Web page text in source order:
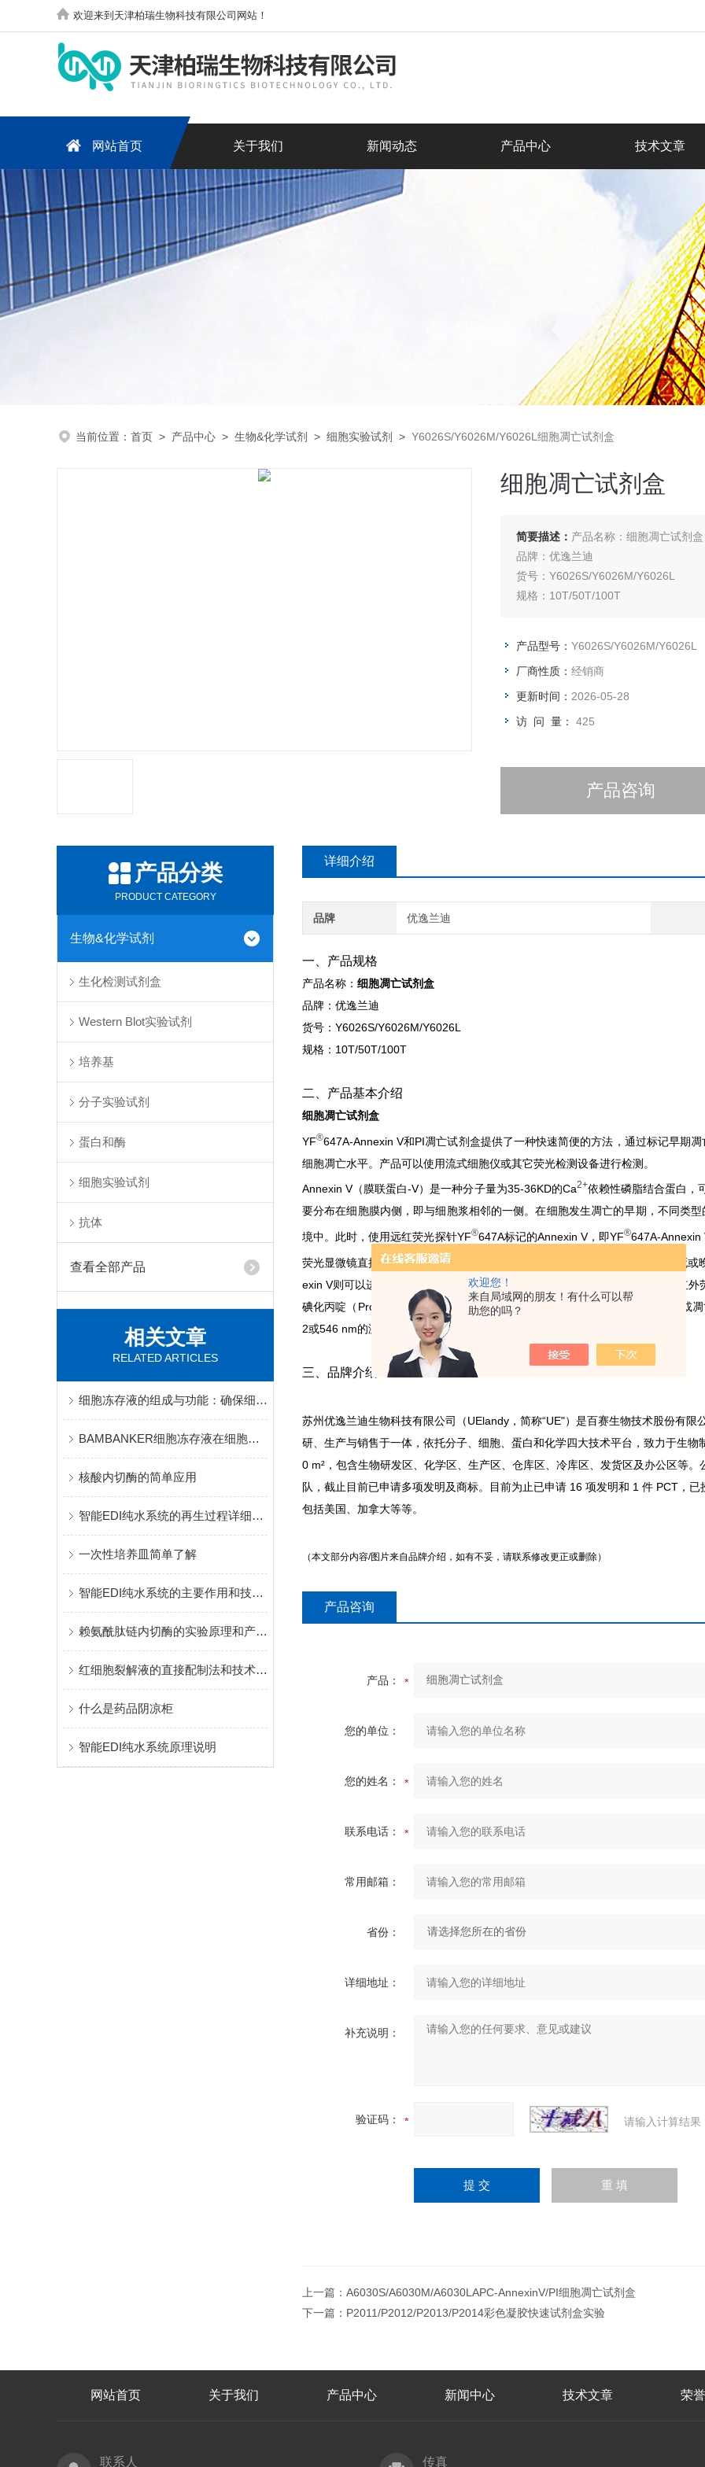
欢迎您！
来自局域网的朋友！有什么可以帮
助您的吗？
欢迎来到天津柏瑞生物科技有限公司网站！
网站首页 关于我们 新闻动态 产品中心 技术文章
当前位置： 首页 > 产品中心 > 生物&化学试剂 > 细胞实验试剂 > Y6026S/Y6026M/Y6026L细胞凋亡试剂盒
细胞凋亡试剂盒
简要描述： 产品名称：细胞凋亡试剂盒
品牌：优逸兰迪
货号：Y6026S/Y6026M/Y6026L
规格：10T/50T/100T
产品型号： Y6026S/Y6026M/Y6026L
厂商性质： 经销商
更新时间： 2026-05-28
访 问 量： 425
产品咨询
产品分类
PRODUCT CATEGORY
生物&化学试剂
生化检测试剂盒
Western Blot实验试剂
培养基
分子实验试剂
蛋白和酶
细胞实验试剂
抗体
查看全部产品
相关文章
RELATED ARTICLES
细胞冻存液的组成与功能：确保细胞在低温下的长期保存
BAMBANKER细胞冻存液在细胞存储中的应用
核酸内切酶的简单应用
智能EDI纯水系统的再生过程详细介绍
一次性培养皿简单了解
智能EDI纯水系统的主要作用和技术特点概述
赖氨酰肽链内切酶的实验原理和产品优势特点说明
红细胞裂解液的直接配制法和技术优势说明
什么是药品阴凉柜
智能EDI纯水系统原理说明
详细介绍
品牌 优逸兰迪
一、产品规格
产品名称： 细胞凋亡试剂盒
品牌：优逸兰迪
货号：Y6026S/Y6026M/Y6026L
规格：10T/50T/100T
二、产品基本介绍
细胞凋亡试剂盒
YF®647A-Annexin V和PI凋亡试剂盒提供了一种快速简便的方法，通过标记早期
细胞凋亡水平。产品可以使用流式细胞仪或其它荧光检测设备进行检测。
Annexin V（膜联蛋白-V）是一种分子量为35-36KD的Ca2+依赖性磷脂结合蛋白，
要分布在细胞膜内侧，即与细胞浆相邻的一侧。在细胞发生凋亡的早期，不同类
境中。此时，使用远红荧光探针YF®647A标记的Annexin V，即YF®647A-Annexin
荧光显微镜直接检测到磷脂酰Serine
的外翻这一细胞凋亡的重要特征。对于坏死
exin V则可以进入胞浆与处于磷脂层内侧的PS结合，从而也使坏死细胞呈现远红外
碘化丙啶（Propidium Iodide, PI）是一种DNA结合染料，它可以染色坏死细胞或
2或546 nm的激光激发，呈现红色荧光。
三、品牌介绍
苏州优逸兰迪生物科技有限公司（UElandy，简称“UE"）是百赛生物技术股份有
研、生产与销售于一体，依托分子、细胞、蛋白和化学四大技术平台，致力于生
0 m²，包含生物研发区、化学区、生产区、仓库区、冷库区、发货区及办公区等
队，截止目前已申请多项发明及商标。目前为止已申请 16 项发明和 1 件 PCT，
包括美国、加拿大等等。
（本文部分内容/图片来自品牌介绍，如有不妥，请联系修改更正或删除）
产品咨询
产品：
您的单位：
您的姓名：
联系电话：
常用邮箱：
省份：
详细地址：
补充说明：
验证码： 请输入计算结果
上一篇： A6030S/A6030M/A6030LAPC-AnnexinV/PI细胞凋亡试剂盒
下一篇： P2011/P2012/P2013/P2014彩色凝胶快速试剂盒实验
网站首页 关于我们 产品中心 新闻中心 技术文章 荣
联系人 传真